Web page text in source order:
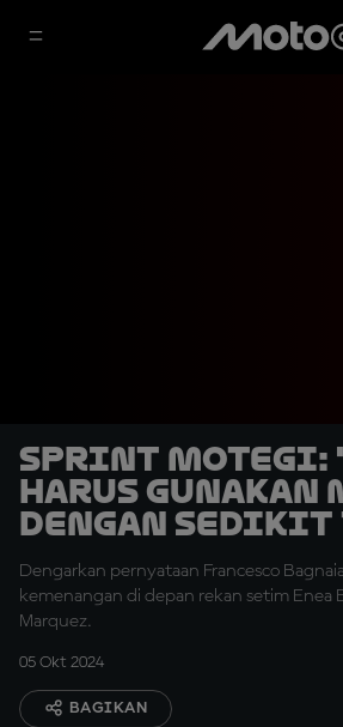
Sprint Motegi:
Harus Gunakan
dengan Sedikit
Dengarkan pernyataan Francesco
kemenangan di depan rekan setim Enea
Marquez.
05 Okt 2024
BAGIKAN